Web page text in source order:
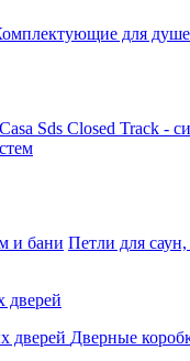
для
Sds Closed Track -
и бани Петли для
дверей
дверей Дверные